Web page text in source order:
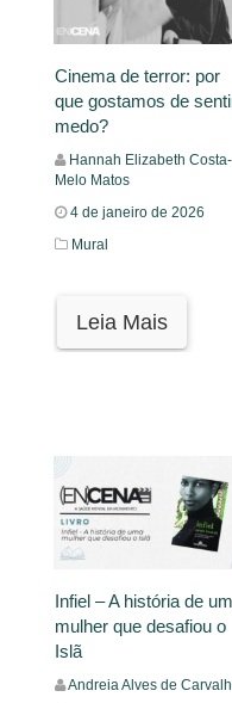
Cinema de terror: por
que gostamos de
medo?
Hannah Elizabeth Costa-
Melo Matos
4 de janeiro de 2026
Mural
Leia Mais
Infiel – A história de
mulher que desafiou o
Islã
Andreia Alves de